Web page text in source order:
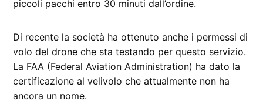
piccoli pacchi entro 30 minuti dall’ordine.
Di recente la società ha ottenuto anche i permessi di
volo del drone che sta testando per questo servizio.
La FAA (Federal Aviation Administration) ha dato la
certificazione al velivolo che attualmente non ha
ancora un nome.